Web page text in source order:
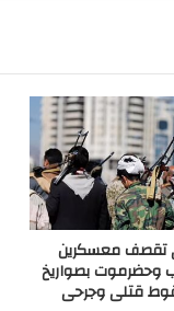
تقصف معسكرين
وحضرموت بصواريخ
قتلى وجرحى